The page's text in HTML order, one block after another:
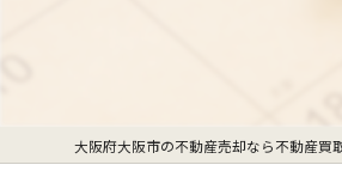
大阪府大阪市の不動産売却なら不動産買